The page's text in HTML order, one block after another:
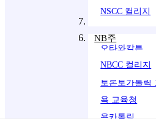
오타와칼튼
토론토교육청
토론토가톨릭
욕 교육청
욕카톨릭
NSCC 컬리지
NB주
NBCC 컬리지
통신판매신고번호 : 제2018-서울동대
찾아
Copyright(C) 2023